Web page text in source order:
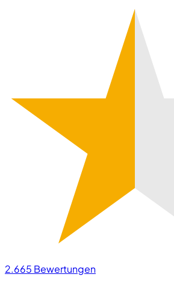
2.665 Bewertungen